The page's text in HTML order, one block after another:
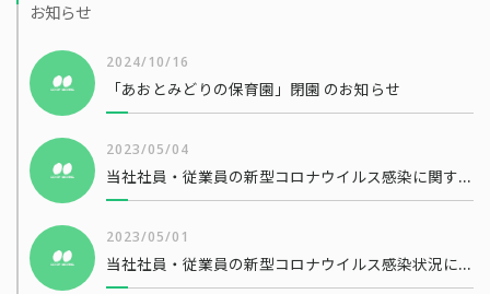
お知らせ
2024/10/16
「あおとみどりの保育園」閉園 のお知らせ
2023/05/04
当社社員・従業員の新型コロナウイルス感染に関するお知らせ
2023/05/01
当社社員・従業員の新型コロナウイルス感染状況について